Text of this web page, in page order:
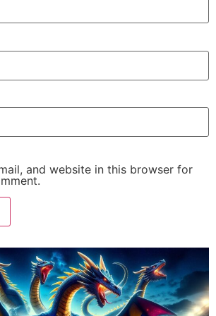
and website in this browser for